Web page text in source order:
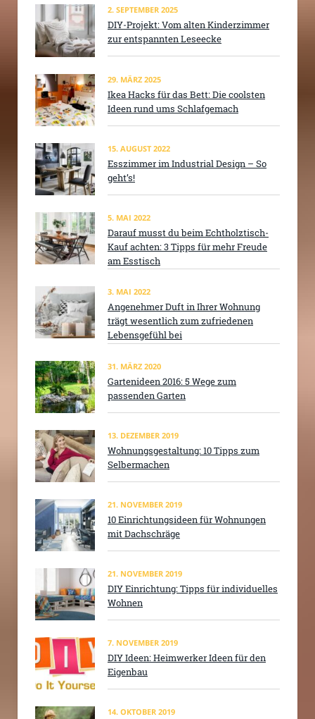
2. SEPTEMBER 2025
DIY-Projekt: Vom alten Kinderzimmer
zur entspannten Leseecke
29. MÄRZ 2025
Ikea Hacks für das Bett: Die coolsten
Ideen rund ums Schlafgemach
15. AUGUST 2022
Esszimmer im Industrial Design – So
geht’s!
5. MAI 2022
Darauf musst du beim Echtholztisch-
Kauf achten: 3 Tipps für mehr Freude
am Esstisch
3. MAI 2022
Angenehmer Duft in Ihrer Wohnung
trägt wesentlich zum zufriedenen
Lebensgefühl bei
31. MÄRZ 2020
Gartenideen 2016: 5 Wege zum
passenden Garten
13. DEZEMBER 2019
Wohnungsgestaltung: 10 Tipps zum
Selbermachen
21. NOVEMBER 2019
10 Einrichtungsideen für Wohnungen
mit Dachschräge
21. NOVEMBER 2019
DIY Einrichtung: Tipps für individuelles
Wohnen
7. NOVEMBER 2019
DIY Ideen: Heimwerker Ideen für den
Eigenbau
14. OKTOBER 2019